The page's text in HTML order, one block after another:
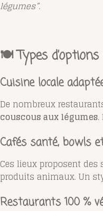
légumes”.
🍽️ Types
Cuisine locale
De nombreux
couscous aux légumes.
Cafés santé, bowls
Ces lieux proposent
produits animaux. Un
Restaurants 100 %